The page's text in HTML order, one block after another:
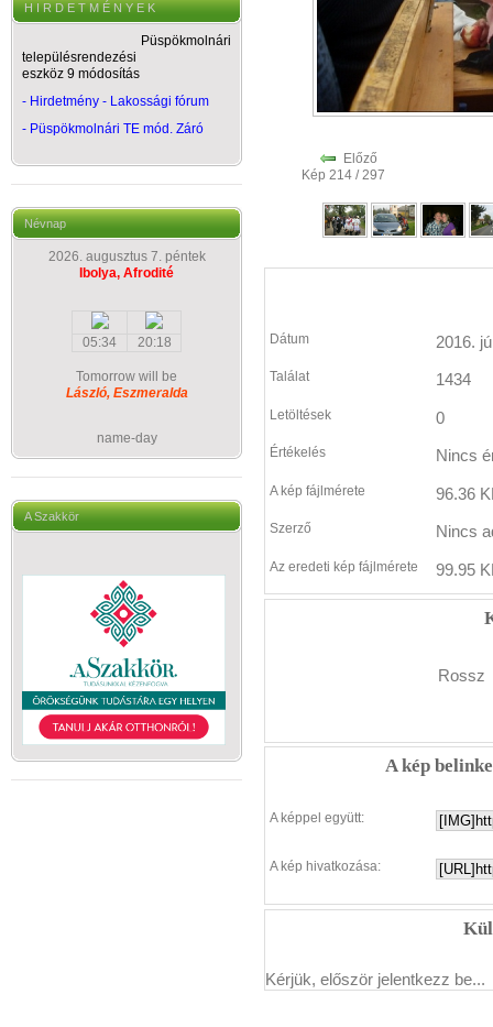
H I R D E T M É N Y E K
Püspökmolnári
településrendezési
eszköz 9 módosítás
- Hirdetmény - Lakossági fórum
- Püspökmolnári TE mód. Záró
Névnap
2026. augusztus 7. péntek
Ibolya, Afrodité
05:34 20:18
Tomorrow will be
László, Eszmeralda
name-day
A Szakkör
Előző
Kép 214 / 297
Dátum 2016.
Találat 1434
Letöltések 0
Értékelés Nincs
A kép fájlmérete 96.36
Szerző Nincs
Az eredeti kép fájlmérete 99.95
Rossz
A kép
A képpel együtt:
A kép hivatkozása:
Kérjük, először jelentkezz be...